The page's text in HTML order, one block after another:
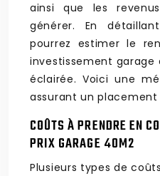
ainsi que les
générer. En
pourrez estimer le
investissement garage
éclairée. Voici une
assurant un
COÛTS À PRENDRE EN
PRIX GARAGE 40M2
Plusieurs types de